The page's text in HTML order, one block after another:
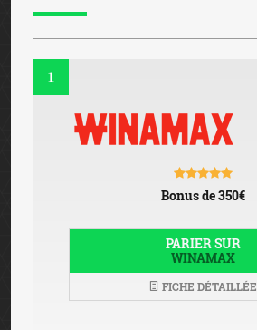
1
Bonus de 350€
PARIER SUR
WINAMAX
FICHE DÉTAILLÉE